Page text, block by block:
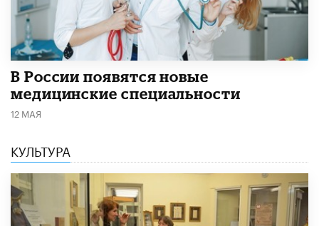
В России появятся новые
медицинские специальности
12 МАЯ
КУЛЬТУРА